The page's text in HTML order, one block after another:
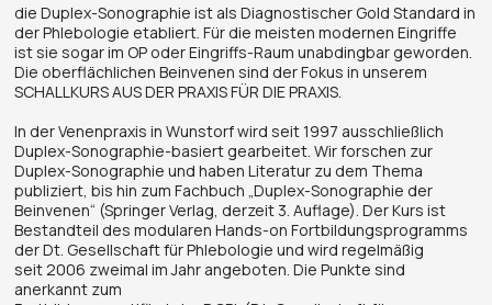
die Duplex-Sonographie ist als Diagnostischer Gold Standard in
der Phlebologie etabliert. Für die meisten modernen Eingriffe
ist sie sogar im OP oder Eingriffs-Raum unabdingbar geworden.
Die oberflächlichen Beinvenen sind der Fokus in unserem
SCHALLKURS AUS DER PRAXIS FÜR DIE PRAXIS.
In der Venenpraxis in Wunstorf wird seit 1997 ausschließlich
Duplex-Sonographie-basiert gearbeitet. Wir forschen zur
Duplex-Sonographie und haben Literatur zu dem Thema
publiziert, bis hin zum Fachbuch „Duplex-Sonographie der
Beinvenen“ (Springer Verlag, derzeit 3. Auflage). Der Kurs ist
Bestandteil des modularen Hands-on Fortbildungsprogramms
der Dt. Gesellschaft für Phlebologie und wird regelmäßig
seit 2006 zweimal im Jahr angeboten. Die Punkte sind
anerkannt zum